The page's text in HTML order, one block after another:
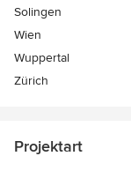
Solingen
Wien
Wuppertal
Zürich
Projektart